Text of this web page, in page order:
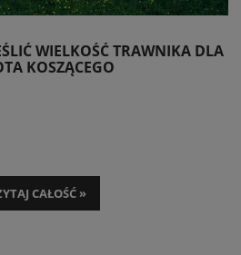
WIELKOŚĆ TRAWNIKA DLA
KOSZĄCEGO
CAŁOŚĆ »